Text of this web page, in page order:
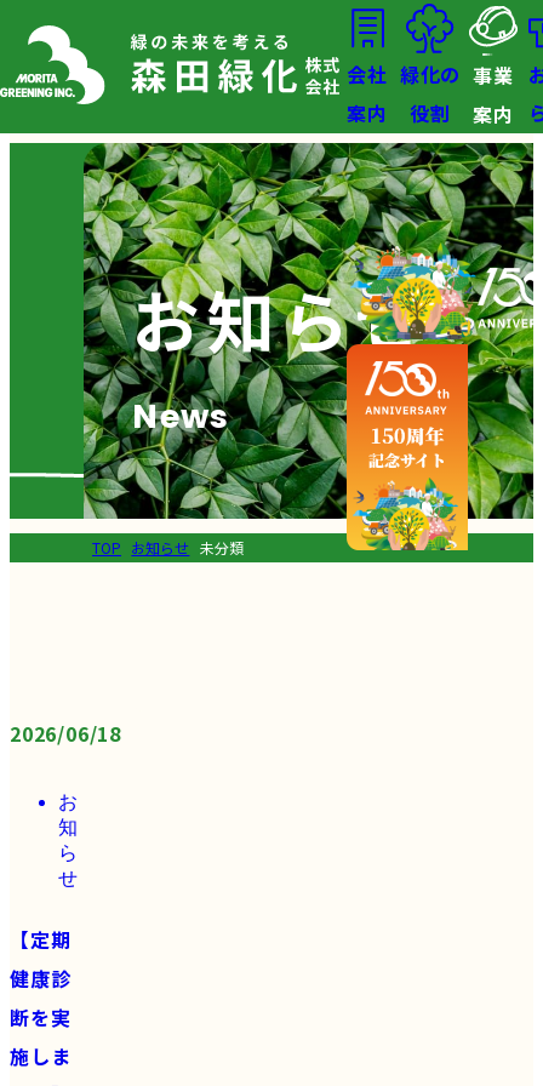
会社
案内
緑化の
役割
事業
案内
お知らせ
News
TOP お知らせ 未分類
【定期
健康診
断を実
施しま
お
知
ら
せ
2026/06/18